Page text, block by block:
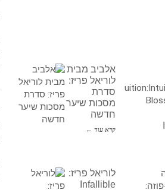
אלביב מבית
לוריאל פריז:
סדרת
מסכות שיער
חדשה
קרא עוד ←
לוריאל פריז:
Infallible